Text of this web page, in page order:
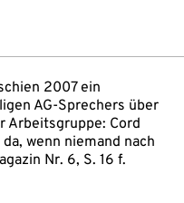
2007 ein
AG-Sprechers über
Arbeitsgruppe: Cord
wenn niemand nach
Nr. 6, S. 16 f.